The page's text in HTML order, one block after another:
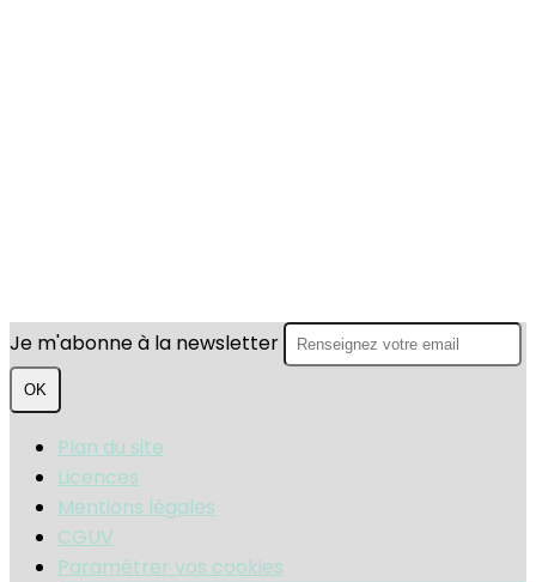
Je m'abonne à la newsletter
OK
Plan du site
Licences
Mentions légales
CGUV
Paramétrer vos cookies